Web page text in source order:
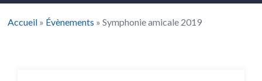
Accueil » Évènements »Symphonie amicale 2019